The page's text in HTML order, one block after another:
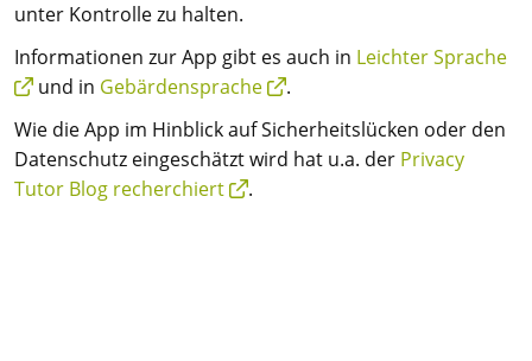
unter Kontrolle zu halten.
Informationen zur App gibt es auch in Leichter Sprache
und in Gebärdensprache
.
Wie die App im Hinblick auf Sicherheitslücken oder den
Datenschutz eingeschätzt wird hat u.a. der Privacy
Tutor Blog recherchiert
.